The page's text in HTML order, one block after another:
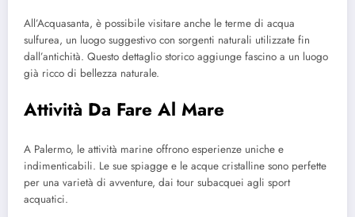
All’Acquasanta, è possibile visitare anche le terme di acqua
sulfurea, un luogo suggestivo con sorgenti naturali utilizzate fin
dall’antichità. Questo dettaglio storico aggiunge fascino a un luogo
già ricco di bellezza naturale.
Attività Da Fare Al Mare
A Palermo, le attività marine offrono esperienze uniche e
indimenticabili. Le sue spiagge e le acque cristalline sono perfette
per una varietà di avventure, dai tour subacquei agli sport
acquatici.